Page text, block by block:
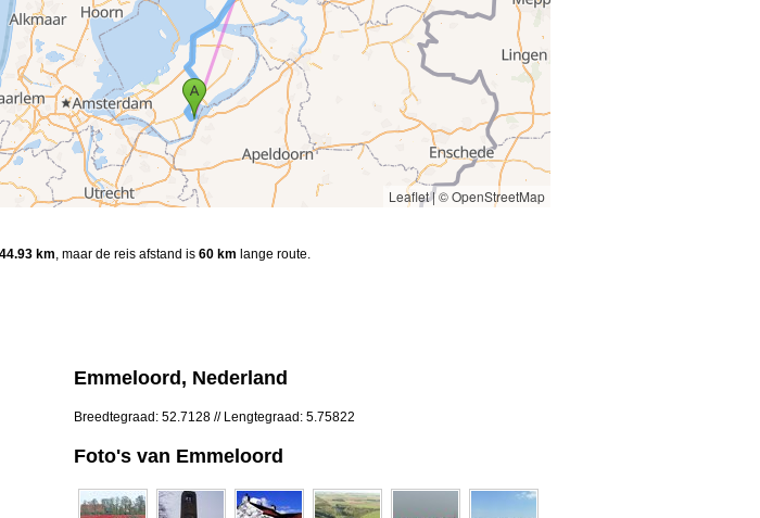
Leaflet|© OpenStreetMap
44.93 km, maar de reis afstand is 60 km lange route.
Emmeloord, Nederland
Breedtegraad: 52.7128 // Lengtegraad: 5.75822
Foto's van Emmeloord